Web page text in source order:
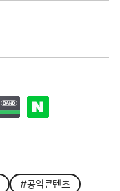
#공익콘텐츠